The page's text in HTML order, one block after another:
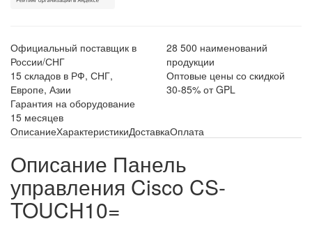
Официальный поставщик в
России/СНГ
28 500 наименований
продукции
15 складов в РФ, СНГ,
Европе, Азии
Оптовые цены со скидкой
30-85% от GPL
Гарантия на оборудование
15 месяцев
ОписаниеХарактеристикиДоставкаОплата
Описание Панель
управления Cisco CS-
TOUCH10=